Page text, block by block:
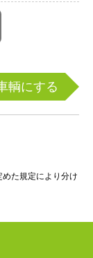
輌にする
た規定により分け